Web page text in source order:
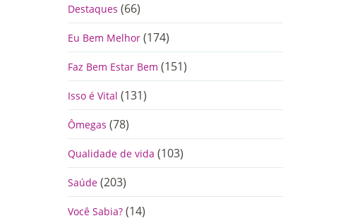
Destaques (66)
Eu Bem Melhor(174)
Faz Bem Estar Bem (151)
Isso é Vital (131)
Ômegas (78)
Qualidade de vida (103)
Saúde(203)
Você Sabia?(14)